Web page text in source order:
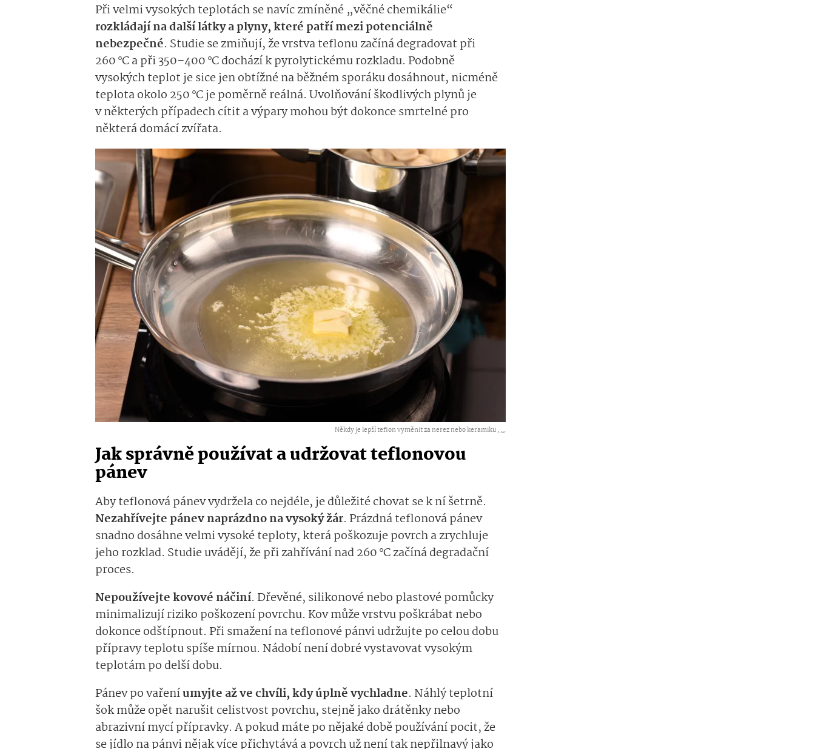
Při velmi vysokých teplotách se navíc zmíněné „věčné chemikálie“
rozkládají na další látky a plyny, které patří mezi potenciálně
nebezpečné. Studie se zmiňují, že vrstva teflonu začíná degradovat při
260 °C a při 350–400 °C dochází k pyrolytickému rozkladu. Podobně
vysokých teplot je sice jen obtížné na běžném sporáku dosáhnout, nicméně
teplota okolo 250 °C je poměrně reálná. Uvolňování škodlivých plynů je
v některých případech cítit a výpary mohou být dokonce smrtelné pro
některá domácí zvířata.
Někdy je lepší teflon vyměnit za nerez nebo keramiku ,...
Jak správně používat a udržovat teflonovou
pánev
Aby teflonová pánev vydržela co nejdéle, je důležité chovat se k ní šetrně.
Nezahřívejte pánev naprázdno na vysoký žár. Prázdná teflonová pánev
snadno dosáhne velmi vysoké teploty, která poškozuje povrch a zrychluje
jeho rozklad. Studie uvádějí, že při zahřívání nad 260 °C začíná degradační
proces.
Nepoužívejte kovové náčiní. Dřevěné, silikonové nebo plastové pomůcky
minimalizují riziko poškození povrchu. Kov může vrstvu poškrábat nebo
dokonce odštípnout. Při smažení na teflonové pánvi udržujte po celou dobu
přípravy teplotu spíše mírnou. Nádobí není dobré vystavovat vysokým
teplotám po delší dobu.
Pánev po vařeníumyjte až ve chvíli, kdy úplně vychladne. Náhlý teplotní
šok může opět narušit celistvost povrchu, stejně jako drátěnky nebo
abrazivní mycí přípravky. A pokud máte po nějaké době používání pocit, že
se jídlo na pánvi nějak více přichytává a povrch už není tak nepřilnavý jako